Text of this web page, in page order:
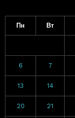
Пн Вт
6 7
13 14
20 21